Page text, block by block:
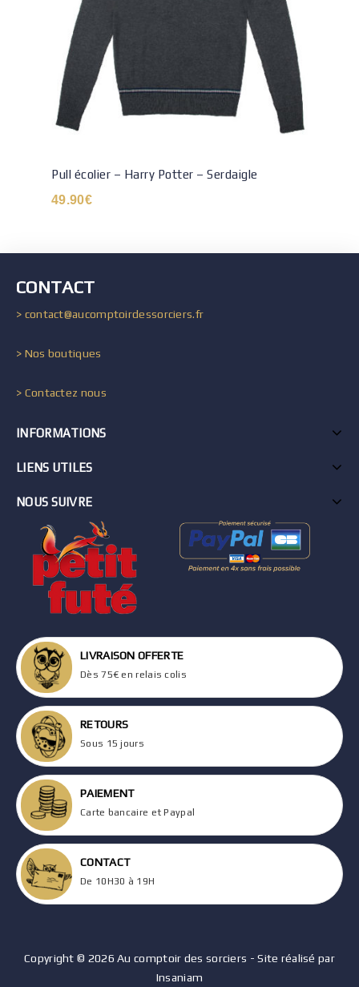
Pull écolier – Harry Potter – Serdaigle
49.90€
CONTACT
> contact@aucomptoirdessorciers.fr
> Nos boutiques
> Contactez nous
INFORMATIONS
LIENS UTILES
NOUS SUIVRE
LIVRAISON OFFERTE
Dès 75€ en relais colis
RETOURS
Sous 15 jours
PAIEMENT
Carte bancaire et Paypal
CONTACT
De 10H30 à 19H
Copyright © 2026 Au comptoir des sorciers - Site réalisé par
Insaniam